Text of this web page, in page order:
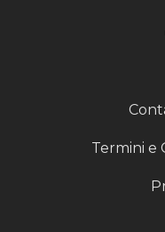
Termini e